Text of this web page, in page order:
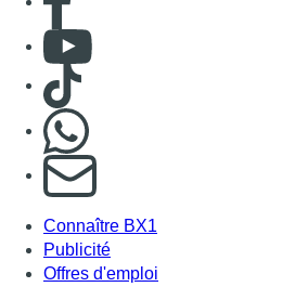
Consulter Youtube
Consulter TikTok
S'abonner à notre newsletter
Connaître BX1
Publicité
Offres d'emploi